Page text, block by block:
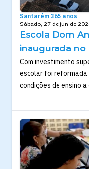
Santarém 365 anos
Sábado, 27 de jun de
Escola Dom
inaugurada
Com investimento
escolar foi reformada
condições de ensino